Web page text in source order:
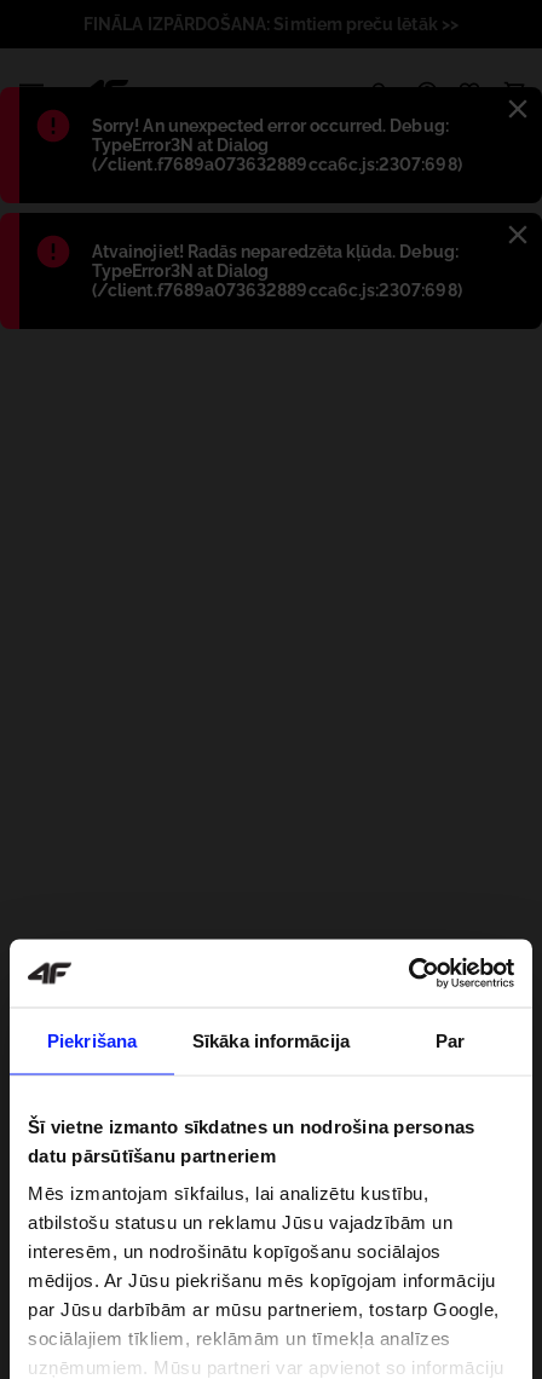
Piekrišana Sīkāka informācija Par
Šī vietne izmanto sīkdatnes un nodrošina personas
datu pārsūtīšanu partneriem
Mēs izmantojam sīkfailus, lai analizētu kustību,
atbilstošu statusu un reklamu Jūsu vajadzībām un
interesēm, un nodrošinātu kopīgošanu sociālajos
mēdijos. Ar Jūsu piekrišanu mēs kopīgojam informāciju
par Jūsu darbībām ar mūsu partneriem, tostarp Google,
sociālajiem tīkliem, reklāmām un tīmekļa analīzes
uzņēmumiem. Mūsu partneri var apvienot so informāciju
Błąd:
Sorry! An unexpected error occurred. Debug:
TypeError3N at Dialog
(/client.f7689a073632889cca6c.js:2307:698)
Błąd:
Atvainojiet! Radās neparedzēta kļūda. Debug:
TypeError3N at Dialog
(/client.f7689a073632889cca6c.js:2307:698)
FINĀLA IZPĀRDOŠANA: Simtiem preču lētāk >>